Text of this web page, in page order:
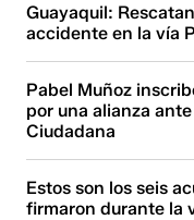
Guayaquil:
accidente en la vía
Pabel Muñoz
por una alianza
Ciudadana
Estos son los seis
firmaron durante la